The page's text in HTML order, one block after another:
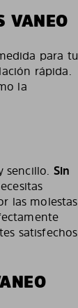
VANEO
para tu
rápida.
la
sencillo. Sin
las molestas
satisfechos